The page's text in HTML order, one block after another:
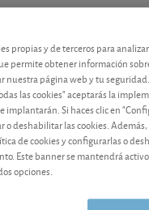
:
quieres
propias y de terceros para
permite obtener información
nuestra página web y tu seguridad.
las cookies" aceptarás la
implantarán. Si haces clic en
o deshabilitar las cookies. Además,
de cookies y configurarlas o
Este banner se mantendrá
opciones.